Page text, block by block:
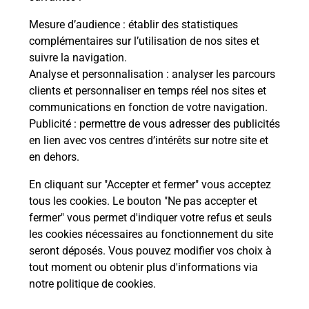
Mesure d’audience : établir des statistiques
complémentaires sur l’utilisation de nos sites et
suivre la navigation.
Analyse et personnalisation : analyser les parcours
clients et personnaliser en temps réel nos sites et
communications en fonction de votre navigation.
Publicité : permettre de vous adresser des publicités
en lien avec vos centres d’intérêts sur notre site et
en dehors.
En cliquant sur "Accepter et fermer" vous acceptez
tous les cookies. Le bouton "Ne pas accepter et
fermer" vous permet d'indiquer votre refus et seuls
les cookies nécessaires au fonctionnement du site
seront déposés. Vous pouvez modifier vos choix à
tout moment ou obtenir plus d'informations via
notre politique de cookies.
Questions fréquemment posées
Comment retourner un colis acheté
en ligne depuis votre boîte aux lettres
?
Comment envoyer un colis ou faire un
retour chez un e-commerçant sans se
déplacer ?
Envoyer un petit colis au meilleur
prix ?